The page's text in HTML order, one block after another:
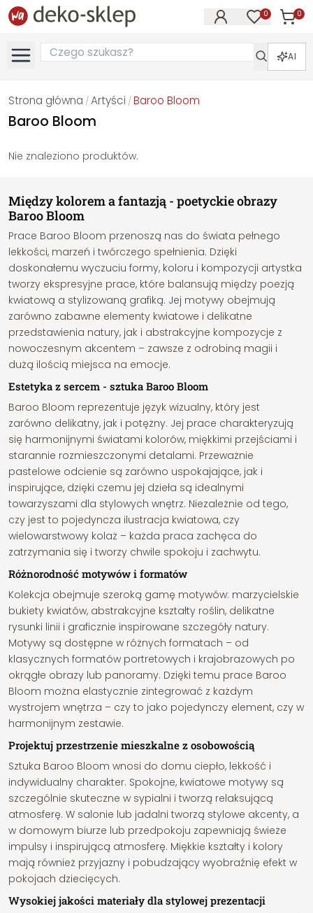
0 0
AI
Strona główna /Artyści /Baroo Bloom
Baroo Bloom
Nie znaleziono produktów.
Między kolorem a fantazją - poetyckie obrazy
Baroo Bloom
Prace Baroo Bloom przenoszą nas do świata pełnego
lekkości, marzeń i twórczego spełnienia. Dzięki
doskonałemu wyczuciu formy, koloru i kompozycji artystka
tworzy ekspresyjne prace, które balansują między poezją
kwiatową a stylizowaną grafiką. Jej motywy obejmują
zarówno zabawne elementy kwiatowe i delikatne
przedstawienia natury, jak i abstrakcyjne kompozycje z
nowoczesnym akcentem – zawsze z odrobiną magii i
dużą ilością miejsca na emocje.
Estetyka z sercem - sztuka Baroo Bloom
Baroo Bloom reprezentuje język wizualny, który jest
zarówno delikatny, jak i potężny. Jej prace charakteryzują
się harmonijnymi światami kolorów, miękkimi przejściami i
starannie rozmieszczonymi detalami. Przeważnie
pastelowe odcienie są zarówno uspokajające, jak i
inspirujące, dzięki czemu jej dzieła są idealnymi
towarzyszami dla stylowych wnętrz. Niezależnie od tego,
czy jest to pojedyncza ilustracja kwiatowa, czy
wielowarstwowy kolaż – każda praca zachęca do
zatrzymania się i tworzy chwile spokoju i zachwytu.
Różnorodność motywów i formatów
Kolekcja obejmuje szeroką gamę motywów: marzycielskie
bukiety kwiatów, abstrakcyjne kształty roślin, delikatne
rysunki linii i graficznie inspirowane szczegóły natury.
Motywy są dostępne w różnych formatach – od
klasycznych formatów portretowych i krajobrazowych po
okrągłe obrazy lub panoramy. Dzięki temu prace Baroo
Bloom można elastycznie zintegrować z każdym
wystrojem wnętrza – czy to jako pojedynczy element, czy w
harmonijnym zestawie.
Projektuj przestrzenie mieszkalne z osobowością
Sztuka Baroo Bloom wnosi do domu ciepło, lekkość i
indywidualny charakter. Spokojne, kwiatowe motywy są
szczególnie skuteczne w sypialni i tworzą relaksującą
atmosferę. W salonie lub jadalni tworzą stylowe akcenty, a
w domowym biurze lub przedpokoju zapewniają świeże
impulsy i inspirującą atmosferę. Miękkie kształty i kolory
mają również przyjazny i pobudzający wyobraźnię efekt w
pokojach dziecięcych.
Wysokiej jakości materiały dla stylowej prezentacji